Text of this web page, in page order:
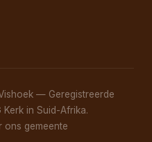
— Geregistreerde
Kerk in Suid-Afrika.
ons gemeente